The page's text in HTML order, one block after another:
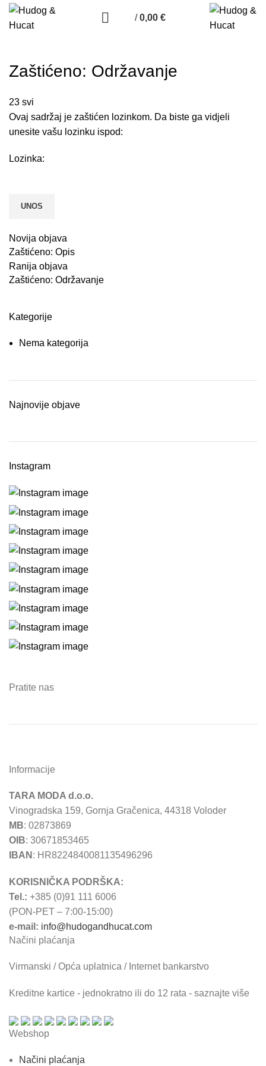
/ 0,00 €
Zaštićeno: Održavanje
23 svi
Ovaj sadržaj je zaštićen lozinkom. Da biste ga vidjeli
unesite vašu lozinku ispod:
Lozinka:
Novija objava
Zaštićeno: Opis
Ranija objava
Zaštićeno: Održavanje
Kategorije
Nema kategorija
Najnovije objave
Instagram
Pratite nas
Informacije
TARA MODA d.o.o.
Vinogradska 159, Gornja Gračenica, 44318 Voloder
MB: 02873869
OIB: 30671853465
IBAN : HR8224840081135496296
KORISNIČKA PODRŠKA:
Tel.: +385 (0)91 111 6006
(PON-PET – 7:00-15:00)
e-mail: info@hudogandhucat.com
Načini plaćanja
Virmanski / Opća uplatnica / Internet bankarstvo
Kreditne kartice - jednokratno ili do 12 rata - saznajte više
Webshop
Načini plaćanja